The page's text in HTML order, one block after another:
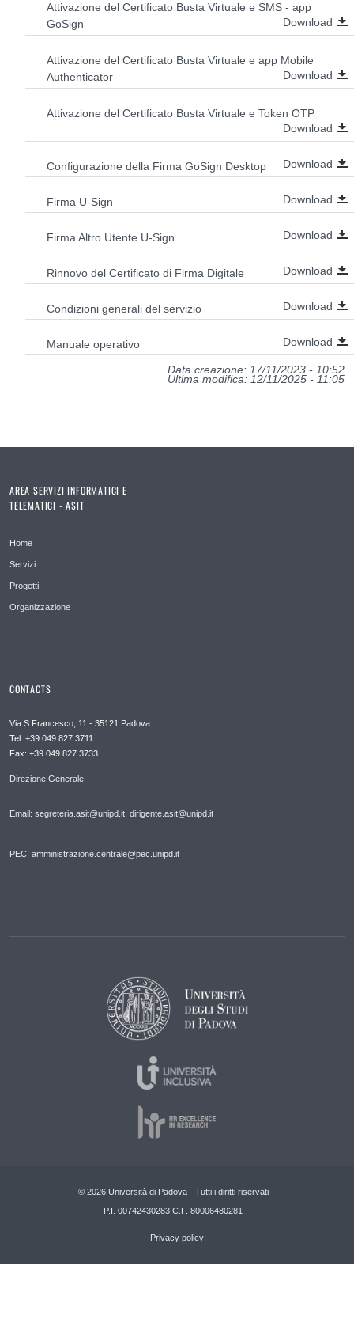
Attivazione del Certificato Busta Virtuale e SMS - app
GoSign
Download
Attivazione del Certificato Busta Virtuale e app Mobile
Authenticator
Download
Attivazione del Certificato Busta Virtuale e Token OTP
Download
Configurazione della Firma GoSign Desktop Download
Firma U-Sign Download
Firma Altro Utente U-Sign Download
Rinnovo del Certificato di Firma Digitale Download
Condizioni generali del servizio Download
Manuale operativo Download
Data creazione: 17/11/2023 - 10:52
Ultima modifica: 12/11/2025 - 11:05
AREA SERVIZI INFORMATICI E
TELEMATICI - ASIT
Home
Servizi
Progetti
Organizzazione
CONTACTS
Via S.Francesco, 11 - 35121 Padova
Tel: +39 049 827 3711
Fax: +39 049 827 3733
Direzione Generale
Email: segreteria.asit@unipd.it, dirigente.asit@unipd.it
PEC: amministrazione.centrale@pec.unipd.it
© 2026 Università di Padova - Tutti i diritti riservati
P.I. 00742430283 C.F. 80006480281
Privacy policy